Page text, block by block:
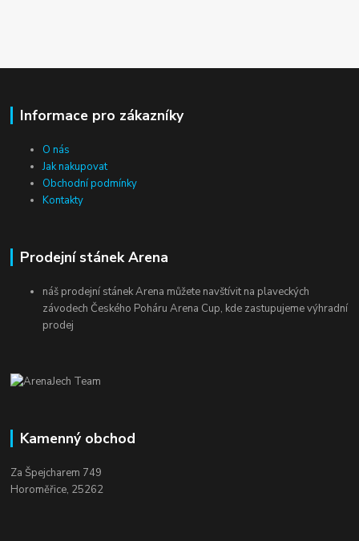
Informace pro zákazníky
O nás
Jak nakupovat
Obchodní podmínky
Kontakty
Prodejní stánek Arena
náš prodejní stánek Arena můžete navštívit na plaveckých
závodech Českého Poháru Arena Cup, kde zastupujeme výhradní
prodej
Kamenný obchod
Za Špejcharem 749
Horoměřice, 25262